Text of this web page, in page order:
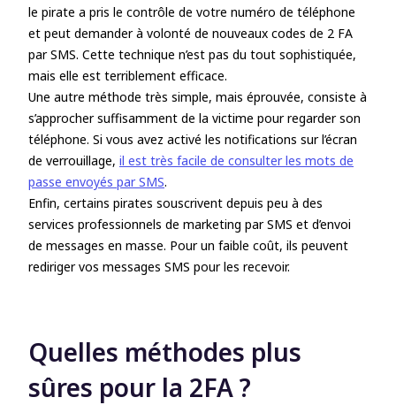
le pirate a pris le contrôle de votre numéro de téléphone
et peut demander à volonté de nouveaux codes de 2 FA
par SMS. Cette technique n’est pas du tout sophistiquée,
mais elle est terriblement efficace.
Une autre méthode très simple, mais éprouvée, consiste à
s’approcher suffisamment de la victime pour regarder son
téléphone. Si vous avez activé les notifications sur l’écran
de verrouillage, il est très facile de consulter les mots de
passe envoyés par SMS.
Enfin, certains pirates souscrivent depuis peu à des
services professionnels de marketing par SMS et d’envoi
de messages en masse. Pour un faible coût, ils peuvent
rediriger vos messages SMS pour les recevoir.
Quelles méthodes plus
sûres pour la 2FA ?